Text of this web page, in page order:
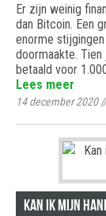
Er zijn weinig
dan Bitcoin. Een
enorme
doormaakte.
betaald voor
Lees meer
14 december 2020
Kan ik mijn